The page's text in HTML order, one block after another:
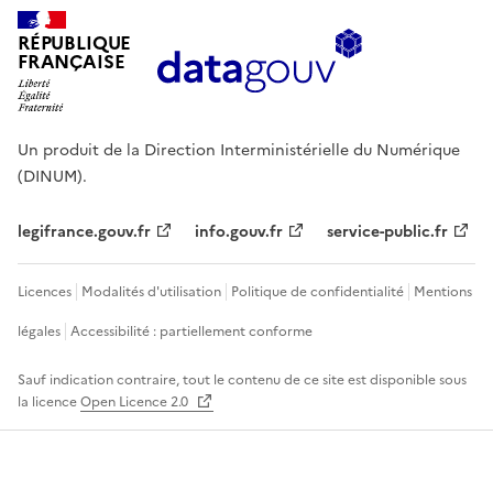
RÉPUBLIQUE
FRANÇAISE
Un produit de la Direction Interministérielle du Numérique
(DINUM).
legifrance.gouv.fr info.gouv.fr service-public.fr
Licences Modalités d'utilisation Politique de confidentialité Mentions
légales Accessibilité : partiellement conforme
Sauf indication contraire, tout le contenu de ce site est disponible sous
la licenceOpen Licence 2.0